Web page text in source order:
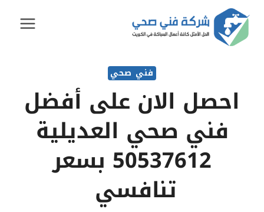
التجاوز
إلى
المحتوى
فني صحي
احصل الان على أفضل
فني صحي العديلية
50537612 بسعر
تنافسي